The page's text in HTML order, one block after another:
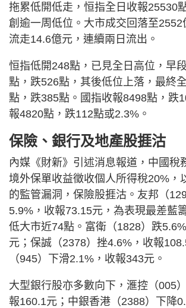
拖累低開低走，恒指全日收報25530
創逾一周低位。大市成交回落至
流走14.6億元，連續兩日流出。
恒指低開248點，已見全日高位，早
點，跌526點，其後低位上落，最終
點，跌385點。國指收報8498點，跌
報4820點，跌112點或2.3%。
保險、銀行及地產股捱沽
內媒《財新》引述消息報道，中國稅
境外保單收益徵收個人所得稅20%，
的監管漏洞，保險股捱沽。友邦（
5.9%，收報73.15元，為表現最差藍
低大市近74點。富衛（1828）跌
元；保誠（2378）挫4.6%，收報
（945）下滑2.1%，收報343元。
大型銀行股亦多數向下，滙控（005
報160.1元；中銀香港（2388）下降